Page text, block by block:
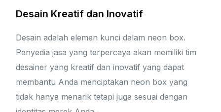
Desain Kreatif dan Inovatif
Desain adalah elemen kunci dalam neon box.
Penyedia jasa yang terpercaya akan memiliki tim
desainer yang kreatif dan inovatif yang dapat
membantu Anda menciptakan neon box yang
tidak hanya menarik tetapi juga sesuai dengan